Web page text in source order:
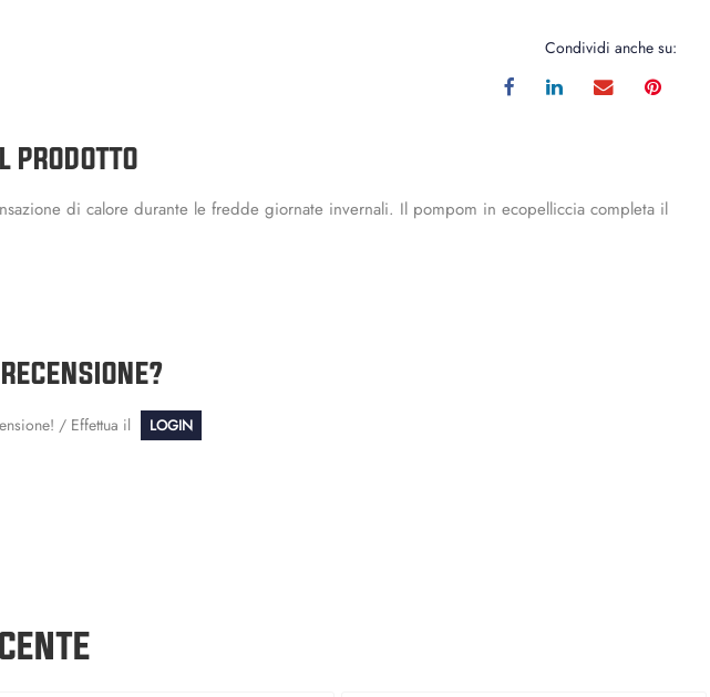
Condividi anche su:
PRODOTTO
di calore durante le fredde giornate invernali. Il pompom in ecopelliccia completa il
/ Effettua il LOGIN